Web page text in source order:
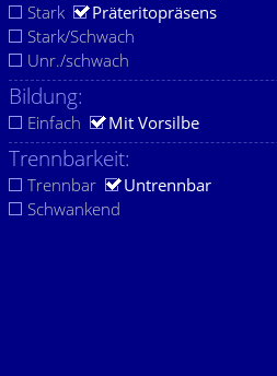
Stark
Präteritopräsens
Stark/Schwach
Unr./schwach
Bildung:
Einfach Mit Vorsilbe
Trennbarkeit:
Trennbar
Untrennbar
Schwankend